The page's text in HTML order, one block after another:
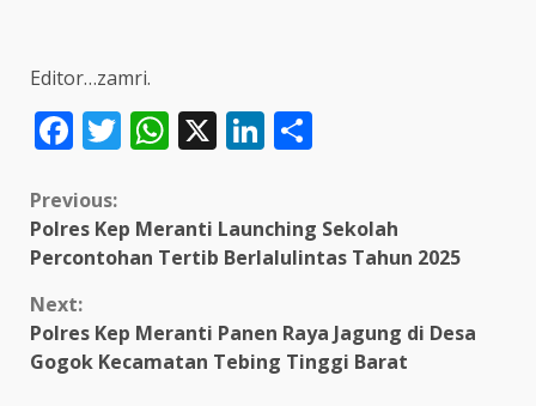
Editor…zamri.
Facebook
Twitter
WhatsApp
X LinkedIn
Continue
Reading
Previous:
Polres Kep Meranti Launching Sekolah
Percontohan Tertib Berlalulintas Tahun 2025
Next:
Polres Kep Meranti Panen Raya Jagung di Desa
Gogok Kecamatan Tebing Tinggi Barat